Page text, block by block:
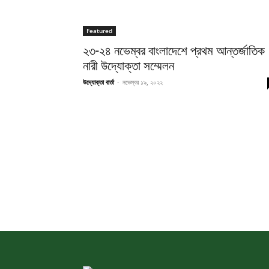
Featured
২৩-২৪ নভেম্বর বাংলাদেশে প্রথম আন্তর্জাতিক
নারী উদ্যোক্তা সম্মেলন
উদ্যোক্তা বার্তা - নভেম্বর ১৯, ২০২২